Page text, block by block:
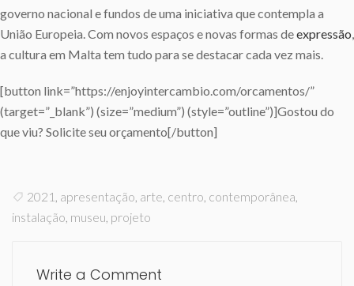
governo nacional e fundos de uma iniciativa que contempla a
União Europeia. Com novos espaços e novas formas deexpressão,
a cultura em Malta tem tudo para se destacar cada vez mais.
[button link=”https://enjoyintercambio.com/orcamentos/”
(target=”_blank”) (size=”medium”) (style=”outline”)]Gostou do
que viu? Solicite seu orçamento[/button]
2021 , apresentação, arte, centro, contemporânea,
instalação, museu, projeto
Write a Comment